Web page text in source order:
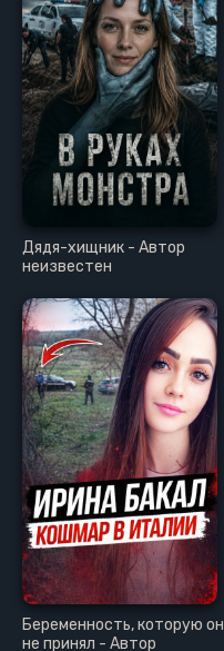
Дядя-хищник - Автор
неизвестен
Беременность, которую он
не принял - Автор